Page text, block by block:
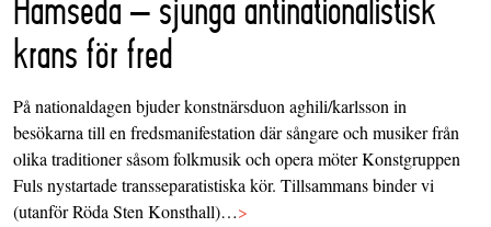
Hamseda – sjunga antinationalistisk
krans för fred
På nationaldagen bjuder konstnärsduon aghili/karlsson in
besökarna till en fredsmanifestation där sångare och musiker från
olika traditioner såsom folkmusik och opera möter Konstgruppen
Fuls nystartade transseparatistiska kör. Tillsammans binder vi
(utanför Röda Sten Konsthall)…>